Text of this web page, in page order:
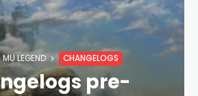
MU LEGEND CHANGELOGS
pre-